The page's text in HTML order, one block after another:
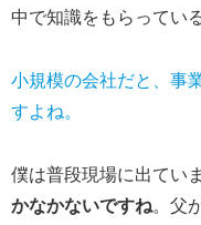
中で知識をもらってい
小規模の会社だと、事
すよね。
僕は普段現場に出てい
かなかないですね。父